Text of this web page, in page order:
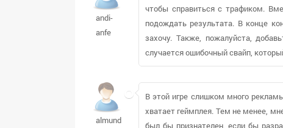
andi-
anfe
чтобы справиться с трафиком.
подождать результата. В конце
захочу. Также, пожалуйста,
случается ошибочный свайп,
almund102
В этой игре слишком много
хватает геймплея. Тем не менее,
был бы признателен, если бы